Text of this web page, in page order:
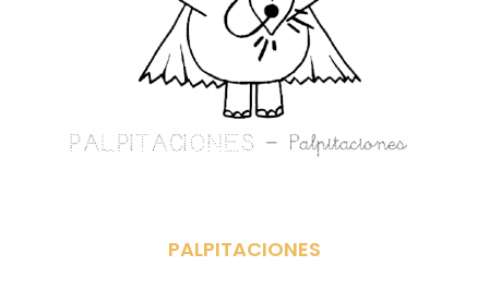
PALPITACIONES